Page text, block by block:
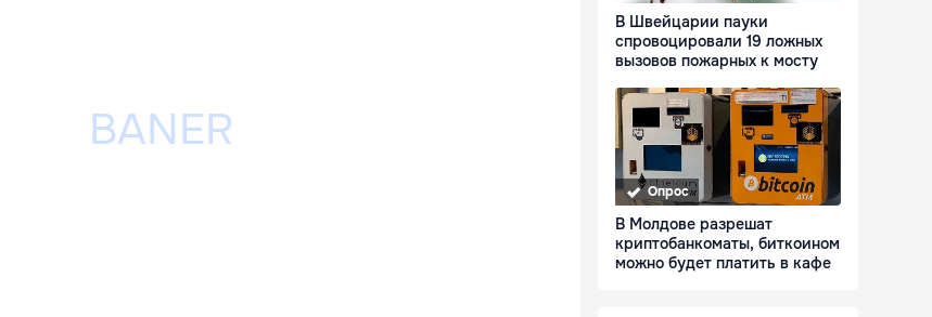
В Швейцарии пауки
спровоцировали 19 ложных
вызовов пожарных к мосту
Опрос
В Молдове разрешат
криптобанкоматы, биткоином
можно будет платить в кафе